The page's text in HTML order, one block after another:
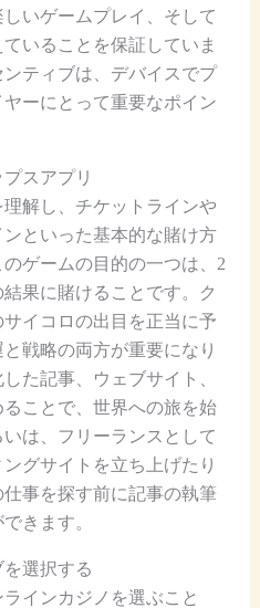
いゲームプレイ、そして
いることを保証していま
ティブは、デバイスでプ
ーにとって重要なポイン
スアプリ
解し、チケットラインや
といった基本的な賭け方
ゲームの目的の一つは、2
果に賭けることです。ク
イコロの出目を正当に予
戦略の両方が重要になり
た記事、ウェブサイト、
ことで、世界への旅を始
は、フリーランスとして
グサイトを立ち上げたり
事を探す前に記事の執筆
きます。
選択する
インカジノを選ぶこと